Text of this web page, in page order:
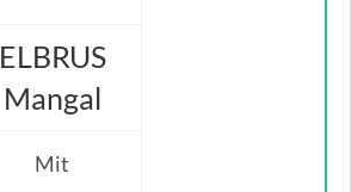
ELBRUS
Mangal
Mit